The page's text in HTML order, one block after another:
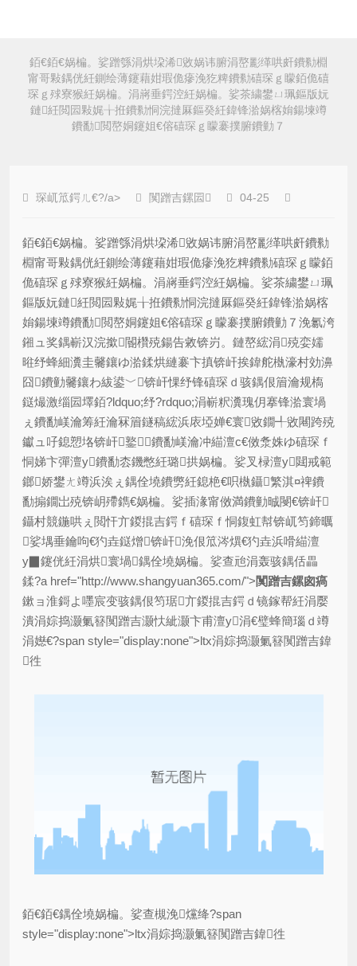
銆€銆€娲楄。娑蹭綔涓烘垜浠敓娲讳腑涓嶅彲缂哄皯鐨勬棩
甯哥敤鍝侊紝鍘绘薄鑳藉姏瑕佹瘮浼犵粺鐨勬礂琛ｇ矇銆佹礂
琛ｇ殏寮猴紝娲楄。涓嶈垂鍔涳紝娲楄。娑茶繍鐢ㄩ珮鏂版妧
鏈紝閲囩敤娓╁拰鐨勬恫浣撻厤鏂癸紝鍏锋湁娲楁姢鍚堜竴
鐨勫閲嶅姛鑳姐€傛礂琛ｇ矇褰撲腑鐨勭７
琛屼笟鍔ㄦ€?/a> 闃蹭吉鏍囩 04-25
銆€銆€娲楄。娑蹭綔涓烘垜浠敓娲讳腑涓嶅彲缂哄皯鐨勬
棩甯哥敤鍝侊紝鍘绘薄鑳藉姏瑕佹瘮浼犵粺鐨勬礂琛ｇ矇銆
佹礂琛ｇ殏寮猴紝娲楄。涓嶈垂鍔涳紝娲楄。娑茶繍鐢ㄩ珮
鏂版妧鏈紝閲囩敤娓╁拰鐨勬恫浣撻厤鏂癸紝鍏锋湁娲楁
姢鍚堜竴鐨勫閲嶅姛鑳姐€傛礂琛ｇ矇褰撲腑鐨勭７浼氱洿
鎺ュ奖鍝嶄汉浣撳閽欑殑鍚告敹锛岃。鏈嶅綋涓殑娈嬬
暀纾蜂細瀵圭毊鑲ゆ湁鍒烘縺褰卞搷锛屽挨鍏舵槸濠村効濞
囧鐨勭毊鑲わ紱鍙﹀锛屽惈纾锋礂琛ｄ骇鍝佷篃瀹规槗
鎹熶激缁囩墿銆?ldquo;纾?rdquo;涓嶄粎瀵瑰仴搴锋湁寰堝
ぇ鐨勫嵄瀹筹紝瀹冧篃鐩稿綋浜庡埡婵€寰敓鐗╃敓闀跨殑
钀ュ吇鎴愬垎锛屽鐜鐨勫嵄瀹冲緢澶с€傚洜姝ゆ礂琛ｆ
恫娣卞彈澶у鐨勫枩鐖憋紝璐拱娲楄。娑叉椂澶у閮戒範
鎯娇鐢ㄤ竴浜涘ぇ鍝佺墝鐨勶紝鎴栬€呮槸鑷繁淇¤禆鐨
勫搧鐗岀殑锛岄殢鐫€娲楄。娑插湪甯傚満鐨勭晠閿€锛屽
鑷村競鍦哄ぇ閲忓亣鍐掍吉鍔ｆ礂琛ｆ恫鍑虹幇锛屼笉鍗曞
娑堣垂鑰呴€犳垚鎹熷锛屽浼佷笟涔熼€犳垚浜嗗緢澶
у▉鑳侊紝涓烘寰堝鍝佺墝娲楄。娑查兘涓轰骇鍝佸畾
鍒?a href="http://www.shangyuan365.com/">闃蹭吉鏍囪瘑
鏉ョ淮鎶よ嚜宸变骇鍝佷笉琚亣鍐掍吉鍔ｄ镜鎵帮紝涓嬮
潰涓婃捣灏氭簮闃蹭吉灏忕紪灏卞甫澶у涓€璧蜂簡瑙ｄ竴
涓嬨€?span style="display:none">ltx涓婃捣灏氭簮闃蹭吉鍏
徃
銆€銆€鍝佺墝娲楄。娑查槻浼爣绛?span
style="display:none">ltx涓婃捣灏氭簮闃蹭吉鍏徃